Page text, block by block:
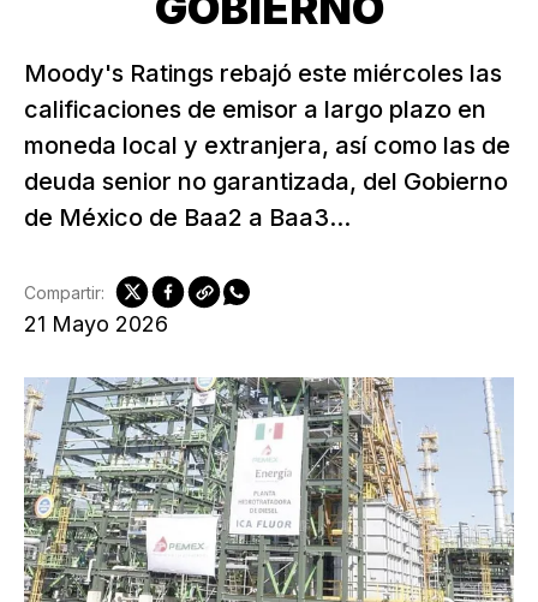
Moody's Ratings rebajó este miércoles las
calificaciones de emisor a largo plazo en
moneda local y extranjera, así como las de
deuda senior no garantizada, del Gobierno
de México de Baa2 a Baa3...
21 Mayo 2026
Compartir: